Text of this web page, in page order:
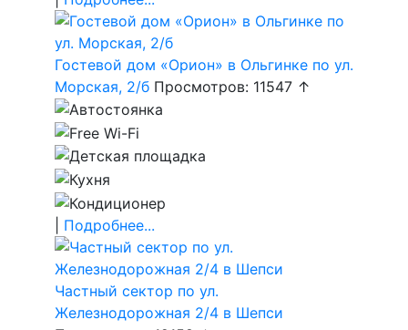
Гостевой дом «Орион» в Ольгинке по ул.
Морская, 2/б Просмотров: 11547 ↑
Подробнее...
Частный сектор по ул.
Железнодорожная 2/4 в Шепси